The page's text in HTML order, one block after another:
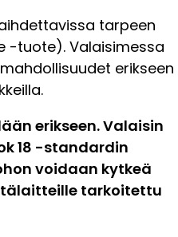
tarpeen
-tuote). Valaisimessa
erikseen
erikseen. Valaisin
18 -standardin
voidaan kytkeä
tarkoitettu